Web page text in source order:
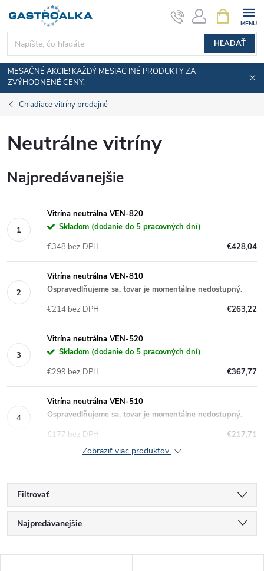
obsah
HĽADAŤ
KOŠÍK
MESAČNÉ AKCIE! KAŽDÝ MESIAC INÉ PRODUKTY ZA
ZVÝHODNENÉ CENY.
Chladiace vitríny predajné
Neutrálne vitríny
Najpredávanejšie
Vitrína neutrálna VEN-820
Skladom (dodanie do 5 pracovných dní)
€428,04
€348 bez DPH
Vitrína neutrálna VEN-810
Ospravedlňujeme sa, tovar je momentálne nedostupný.
€263,22
€214 bez DPH
Vitrína neutrálna VEN-520
Skladom (dodanie do 5 pracovných dní)
€367,77
€299 bez DPH
Vitrína neutrálna VEN-510
Ospravedlňujeme sa, tovar je momentálne nedostupný.
€217,71
€177 bez DPH
Zobraziť viac produktov
Filtrovať
R
a
Najpredávanejšie